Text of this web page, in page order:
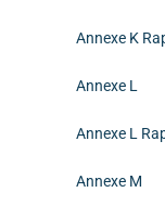
Annexe K
Annexe L
Annexe L
Annexe M